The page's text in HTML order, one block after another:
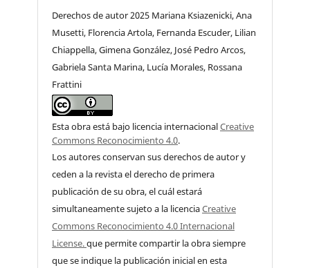
Derechos de autor 2025 Mariana Ksiazenicki, Ana
Musetti, Florencia Artola, Fernanda Escuder, Lilian
Chiappella, Gimena González, José Pedro Arcos,
Gabriela Santa Marina, Lucía Morales, Rossana
Frattini
Esta obra está bajo licencia internacionalCreative
Commons Reconocimiento 4.0.
Los autores conservan sus derechos de autor y
ceden a la revista el derecho de primera
publicación de su obra, el cuál estará
simultaneamente sujeto a la licenciaCreative
Commons Reconocimiento 4.0 Internacional
License.que permite compartir la obra siempre
que se indique la publicación inicial en esta